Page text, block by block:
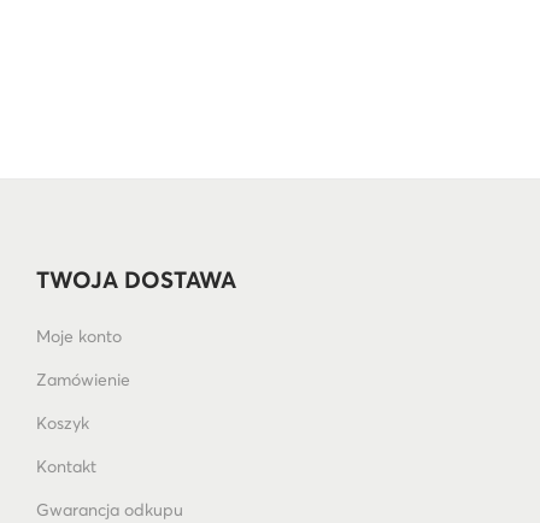
TWOJA DOSTAWA
Moje konto
Zamówienie
Koszyk
Kontakt
Gwarancja odkupu